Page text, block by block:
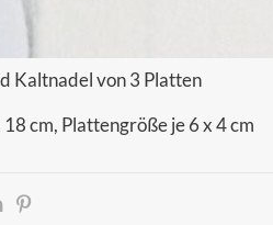
Kaltnadel von 3 Platten
cm, Plattengröße je 6 x 4 cm